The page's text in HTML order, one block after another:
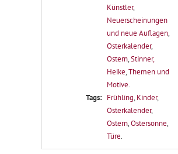
Künstler,
Neuerscheinungen
und neue Auflagen,
Osterkalender,
Ostern,Stinner,
Heike,Themen und
Motive.
Tags: Frühling, Kinder,
Osterkalender,
Ostern,Ostersonne,
Türe.